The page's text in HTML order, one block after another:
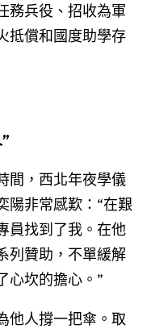
務兵役、招收為軍
抵償和國度助學存
間，西北年夜學儀
陽非常感歎：“在艱
員找到了我。在他
列贊助，不單緩解
心坎的擔心。”
他人撐一把傘。取